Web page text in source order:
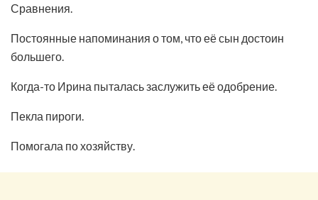
Сравнения.
Постоянные напоминания о том, что её сын достоин
большего.
Когда-то Ирина пыталась заслужить её одобрение.
Пекла пироги.
Помогала по хозяйству.